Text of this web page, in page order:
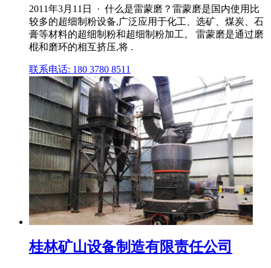
2011年3月11日 · 什么是雷蒙磨？雷蒙磨是国内使用比
较多的超细制粉设备,广泛应用于化工、选矿、煤炭、石
膏等材料的超细制粉和超细制粉加工。 雷蒙磨是通过磨
棍和磨环的相互挤压,将 .
联系电话: 180 3780 8511
桂林矿山设备制造有限责任公司